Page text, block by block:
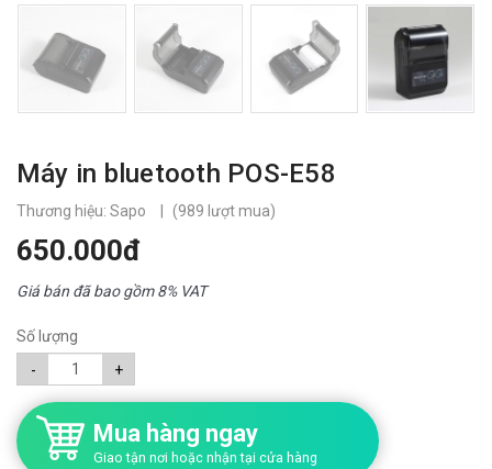
Máy in bluetooth POS-E58
Thương hiệu: Sapo (989 lượt mua)
650.000đ
Giá bán đã bao gồm 8% VAT
Số lượng
-
+
Mua hàng ngay
Giao tận nơi hoặc nhận tại cửa hàng